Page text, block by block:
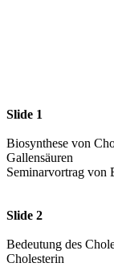
Slide 1
Biosynthese von
Gallensäuren
Seminarvortrag von
Slide 2
Bedeutung des
Cholesterin